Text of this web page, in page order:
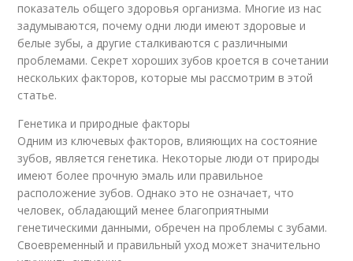
показатель общего здоровья организма. Многие из нас
задумываются, почему одни люди имеют здоровые и
белые зубы, а другие сталкиваются с различными
проблемами. Секрет хороших зубов кроется в сочетании
нескольких факторов, которые мы рассмотрим в этой
статье.
Генетика и природные факторы
Одним из ключевых факторов, влияющих на состояние
зубов, является генетика. Некоторые люди от природы
имеют более прочную эмаль или правильное
расположение зубов. Однако это не означает, что
человек, обладающий менее благоприятными
генетическими данными, обречен на проблемы с зубами.
Своевременный и правильный уход может значительно